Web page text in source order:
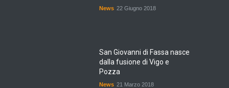
News 22 Giugno 2018
San Giovanni di Fassa nasce
dalla fusione di Vigo e
Pozza
News 21 Marzo 2018